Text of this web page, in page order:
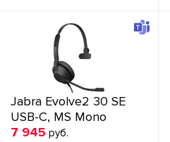
Jabra Evolve2 30 SE
USB-C, MS Mono
7 945 руб.